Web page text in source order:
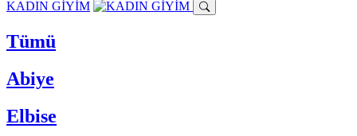
KADIN GİYİM
Tümü
Abiye
Elbise